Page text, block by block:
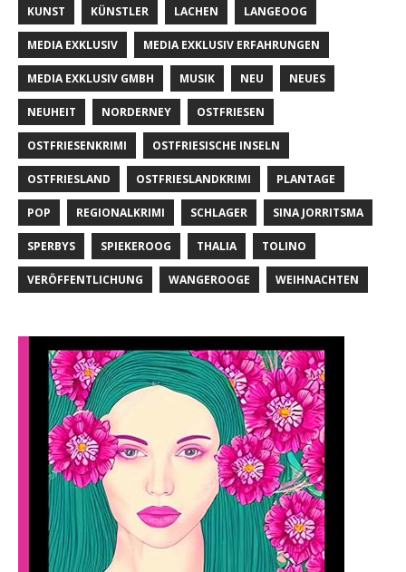
KUNST KÜNSTLER LACHEN LANGEOOG
MEDIA EXKLUSIV MEDIA EXKLUSIV ERFAHRUNGEN
MEDIA EXKLUSIV GMBH MUSIK NEU NEUES
NEUHEIT NORDERNEY OSTFRIESEN
OSTFRIESENKRIMI OSTFRIESISCHE INSELN
OSTFRIESLAND OSTFRIESLANDKRIMI PLANTAGE
POP REGIONALKRIMI SCHLAGER SINA JORRITSMA
SPERBYS SPIEKEROOG THALIA TOLINO
VERÖFFENTLICHUNG WANGEROOGE WEIHNACHTEN